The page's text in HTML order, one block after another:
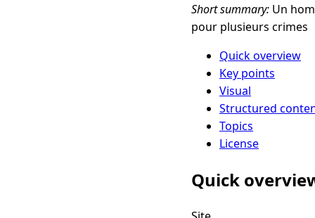
Short summary: Un
pour plusieurs crimes
Quick overview
Key points
Visual
Structured
Topics
License
Quick